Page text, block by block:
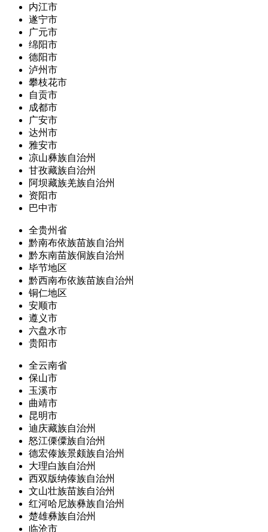
内江市
遂宁市
广元市
绵阳市
德阳市
泸州市
攀枝花市
自贡市
成都市
广安市
达州市
雅安市
凉山彝族自治州
甘孜藏族自治州
阿坝藏族羌族自治州
资阳市
巴中市
全贵州省
黔南布依族苗族自治州
黔东南苗族侗族自治州
毕节地区
黔西南布依族苗族自治州
铜仁地区
安顺市
遵义市
六盘水市
贵阳市
全云南省
保山市
玉溪市
曲靖市
昆明市
迪庆藏族自治州
怒江傈僳族自治州
德宏傣族景颇族自治州
大理白族自治州
西双版纳傣族自治州
文山壮族苗族自治州
红河哈尼族彝族自治州
楚雄彝族自治州
临沧市